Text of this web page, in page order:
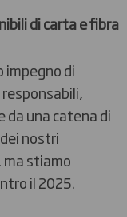
di carta e fibra
di
una catena di
nostri
ma stiamo
il 2025.